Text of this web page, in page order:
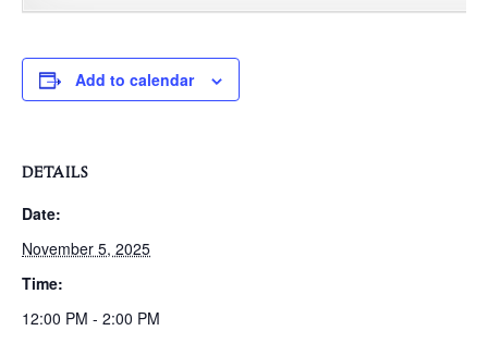
Add to calendar
DETAILS
Date:
November 5, 2025
Time:
12:00 PM - 2:00 PM